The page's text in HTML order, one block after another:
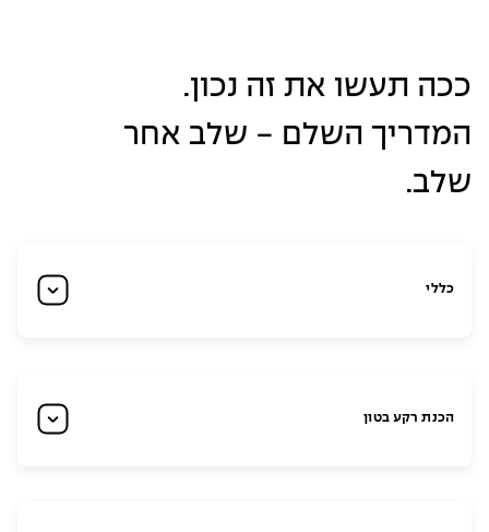
ככה תעשו את זה נכון.
המדריך השלם - שלב אחר
שלב.
כללי
הכנת רקע בטון